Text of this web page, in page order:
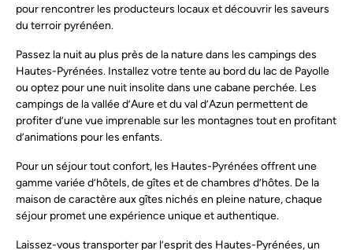
pour rencontrer les producteurs locaux et découvrir les saveurs
du terroir pyrénéen.
Passez la nuit au plus près de la nature dans les campings des
Hautes-Pyrénées. Installez votre tente au bord du lac de Payolle
ou optez pour une nuit insolite dans une cabane perchée. Les
campings de la vallée d’Aure et du val d’Azun permettent de
profiter d’une vue imprenable sur les montagnes tout en profitant
d’animations pour les enfants.
Pour un séjour tout confort, les Hautes-Pyrénées offrent une
gamme variée d’hôtels, de gîtes et de chambres d’hôtes. De la
maison de caractère aux gîtes nichés en pleine nature, chaque
séjour promet une expérience unique et authentique.
Laissez-vous transporter par l’esprit des Hautes-Pyrénées, un